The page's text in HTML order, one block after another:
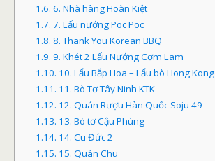
1.6. 6. Nhà hàng Hoàn Kiệt
1.7. 7. Lẩu nướng Poc Poc
1.8. 8. Thank You Korean BBQ
1.9. 9. Khét 2 Lẩu Nướng Cơm Lam
1.10. 10. Lẩu Bắp Hoa – Lẩu bò Hong Kong
1.11. 11. Bò Tơ Tây Ninh KTK
1.12. 12. Quán Rượu Hàn Quốc Soju 49
1.13. 13. Bò tơ Cậu Phùng
1.14. 14. Cu Đức 2
1.15. 15. Quán Chu